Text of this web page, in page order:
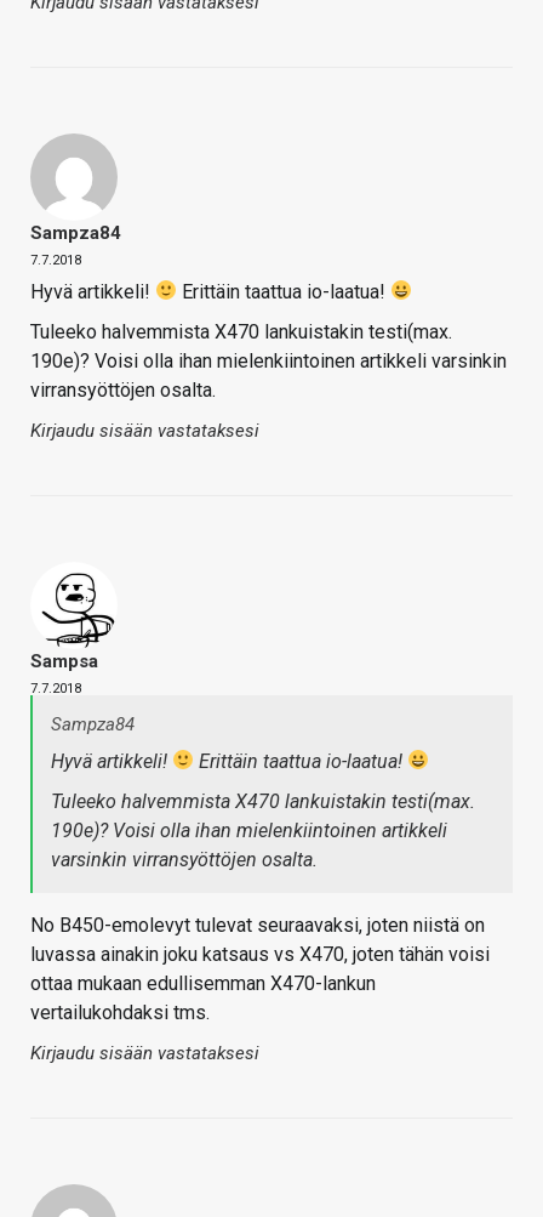
Sampza84
7.7.2018
Hyvä artikkeli!
Erittäin taattua io-laatua!
Tuleeko halvemmista X470 lankuistakin testi(max.
190e)? Voisi olla ihan mielenkiintoinen artikkeli varsinkin
virransyöttöjen osalta.
Kirjaudu sisään vastataksesi
Sampsa
7.7.2018
Sampza84
Hyvä artikkeli!
Erittäin taattua io-laatua!
Tuleeko halvemmista X470 lankuistakin testi(max.
190e)? Voisi olla ihan mielenkiintoinen artikkeli
varsinkin virransyöttöjen osalta.
No B450-emolevyt tulevat seuraavaksi, joten niistä on
luvassa ainakin joku katsaus vs X470, joten tähän voisi
ottaa mukaan edullisemman X470-lankun
vertailukohdaksi tms.
Kirjaudu sisään vastataksesi